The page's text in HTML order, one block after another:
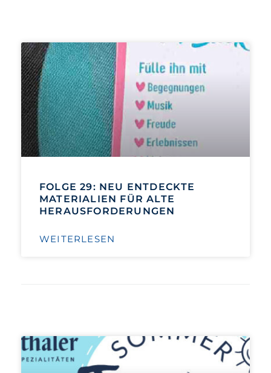
FOLGE 29: NEU ENTDECKTE
MATERIALIEN FÜR ALTE
HERAUSFORDERUNGEN
WEITERLESEN